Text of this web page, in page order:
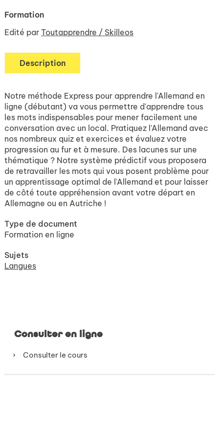
Formation
Edité par Toutapprendre / Skilleos
Description
Notre méthode Express pour apprendre l'Allemand en
ligne (débutant) va vous permettre d'apprendre tous
les mots indispensables pour mener facilement une
conversation avec un local. Pratiquez l'Allemand avec
nos nombreux quiz et exercices et évaluez votre
progression au fur et à mesure. Des lacunes sur une
thématique ? Notre système prédictif vous proposera
de retravailler les mots qui vous posent problème pour
un apprentissage optimal de l'Allemand et pour laisser
de côté toute appréhension avant votre départ en
Allemagne ou en Autriche !
Type de document
Formation en ligne
Sujets
Langues
Consulter en ligne
Consulter le cours